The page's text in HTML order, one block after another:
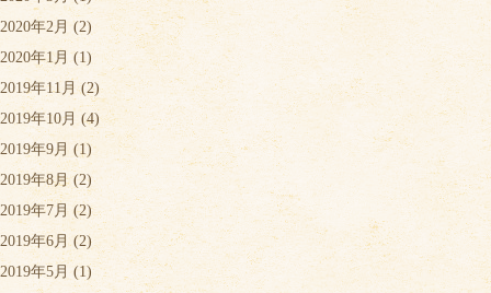
2020年2月 (2)
2020年1月 (1)
2019年11月(2)
2019年10月 (4)
2019年9月 (1)
2019年8月(2)
2019年7月 (2)
2019年6月(2)
2019年5月 (1)